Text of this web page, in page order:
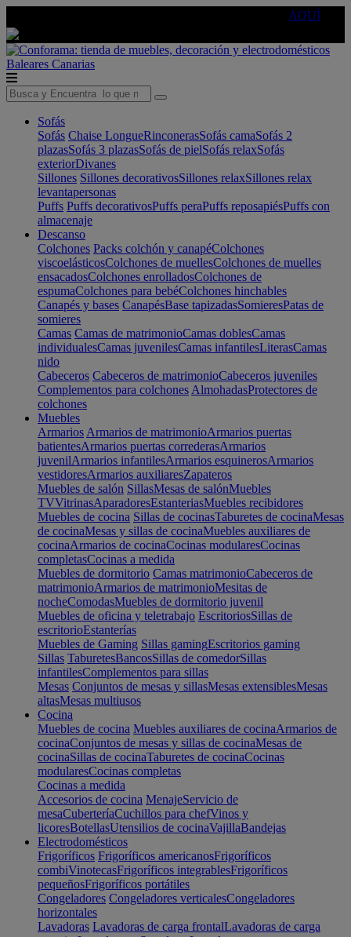
AQUÍ
Baleares Canarias
Sofás
Sofás Chaise LongueRinconerasSofás camaSofás 2
plazasSofás 3 plazasSofás de pielSofás relaxSofás
exteriorDivanes
Sillones Sillones decorativosSillones relaxSillones relax
levantapersonas
Puffs Puffs decorativosPuffs peraPuffs reposapiésPuffs con
almacenaje
Descanso
Colchones Packs colchón y canapéColchones
viscoelásticosColchones de muellesColchones de muelles
ensacadosColchones enrolladosColchones de
espumaColchones para bebéColchones hinchables
Canapés y bases CanapésBase tapizadasSomieresPatas de
somieres
Camas Camas de matrimonioCamas doblesCamas
individualesCamas juvenilesCamas infantilesLiterasCamas
nido
Cabeceros Cabeceros de matrimonioCabeceros juveniles
Complementos para colchones AlmohadasProtectores de
colchones
Muebles
Armarios Armarios de matrimonioArmarios puertas
batientesArmarios puertas correderasArmarios
juvenilArmarios infantilesArmarios esquinerosArmarios
vestidoresArmarios auxiliaresZapateros
Muebles de salón SillasMesas de salónMuebles
TVVitrinasAparadoresEstanteriasMuebles recibidores
Muebles de cocina Sillas de cocinasTaburetes de cocinaMesas
de cocinaMesas y sillas de cocinaMuebles auxiliares de
cocinaArmarios de cocinaCocinas modularesCocinas
completasCocinas a medida
Muebles de dormitorio Camas matrimonioCabeceros de
matrimonioArmarios de matrimonioMesitas de
nocheComodasMuebles de dormitorio juvenil
Muebles de oficina y teletrabajo EscritoriosSillas de
escritorioEstanterías
Muebles de Gaming Sillas gamingEscritorios gaming
Sillas TaburetesBancosSillas de comedorSillas
infantilesComplementos para sillas
Mesas Conjuntos de mesas y sillasMesas extensiblesMesas
altasMesas multiusos
Cocina
Muebles de cocina Muebles auxiliares de cocinaArmarios de
cocinaConjuntos de mesas y sillas de cocinaMesas de
cocinaSillas de cocinaTaburetes de cocinaCocinas
modularesCocinas completas
Cocinas a medida
Accesorios de cocina MenajeServicio de
mesaCuberteríaCuchillos para chefVinos y
licoresBotellasUtensilios de cocinaVajillaBandejas
Electrodomésticos
Frigoríficos Frigoríficos americanosFrigoríficos
combiVinotecasFrigoríficos integrablesFrigoríficos
pequeñosFrigoríficos portátiles
Congeladores Congeladores verticalesCongeladores
horizontales
Lavadoras Lavadoras de carga frontalLavadoras de carga